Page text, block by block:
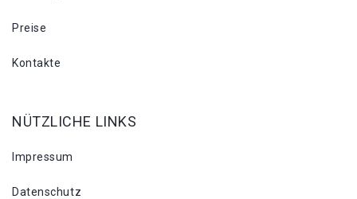
Preise
Kontakte
NÜTZLICHE LINKS
Impressum
Datenschutz